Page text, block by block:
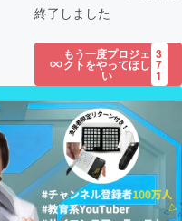
終了しました
もう一度プロジェ
クトをやってほし
い
3
7
1